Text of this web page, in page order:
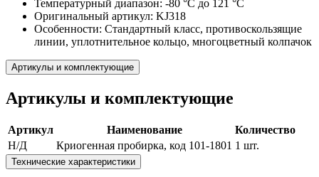
Температурный диапазон: -80 °C до 121 °C
Оригинальный артикул: KJ318
Особенности: Стандартный класс, противоскользящие
линии, уплотнительное кольцо, многоцветный колпачок
Артикулы и комплектующие
Артикулы и комплектующие
Артикул Наименование
Количество
Н/Д
Криогенная пробирка, код 101-1801 1 шт.
Технические характеристики